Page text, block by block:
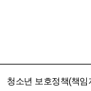
청소년 보호정책(책임